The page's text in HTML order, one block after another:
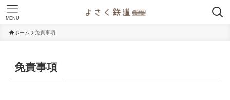
MENU
ホーム 免責事項
免責事項